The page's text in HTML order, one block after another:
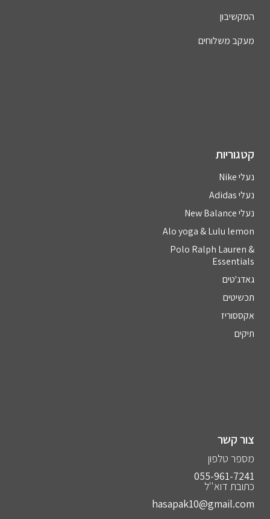
המקשיבון
מעקב משלוחים
קטגוריות
נעלי Nike
נעלי Adidas
נעלי New Balance
Alo yoga & Lulu lemon
Polo Ralph Lauren &
Essentials
גאדג'טים
תכשיטים
אקססוריז
תיקים
צור קשר
מספר טלפון
055-961-7241⁩
כתובת דוא''ל
hasapak10@gmail.com